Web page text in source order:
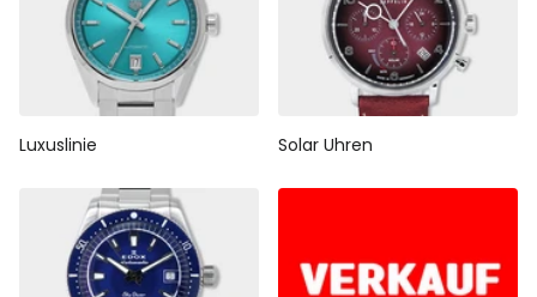
Luxuslinie Solar Uhren